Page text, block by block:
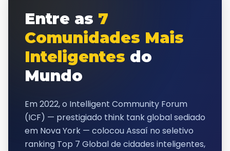
Entre as 7
Comunidades Mais
Inteligentes do
Mundo
Em 2022, o Intelligent Community Forum
(ICF) — prestigiado think tank global sediado
em Nova York — colocou Assaí no seletivo
ranking Top 7 Globalde cidades inteligentes,